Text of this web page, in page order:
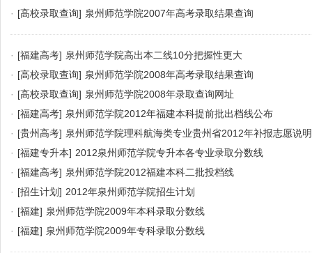
· [高校录取查询] 泉州师范学院2007年高考录取结果查询
· [福建高考] 泉州师范学院高出本二线10分把握性更大
· [高校录取查询] 泉州师范学院2008年高考录取结果查询
· [高校录取查询] 泉州师范学院2008年录取查询网址
· [福建高考] 泉州师范学院2012年福建本科提前批出档线公布
· [贵州高考] 泉州师范学院理科航海类专业贵州省2012年补报志愿说明
· [福建专升本] 2012泉州师范学院专升本各专业录取分数线
· [福建高考] 泉州师范学院2012福建本科二批投档线
· [招生计划] 2012年泉州师范学院招生计划
· [福建] 泉州师范学院2009年本科录取分数线
· [福建] 泉州师范学院2009年专科录取分数线